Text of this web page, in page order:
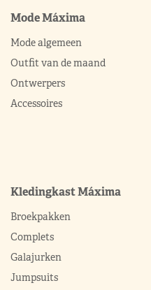
Mode Máxima
Mode algemeen
Outfit van de maand
Ontwerpers
Accessoires
Kledingkast Máxima
Broekpakken
Complets
Galajurken
Jumpsuits